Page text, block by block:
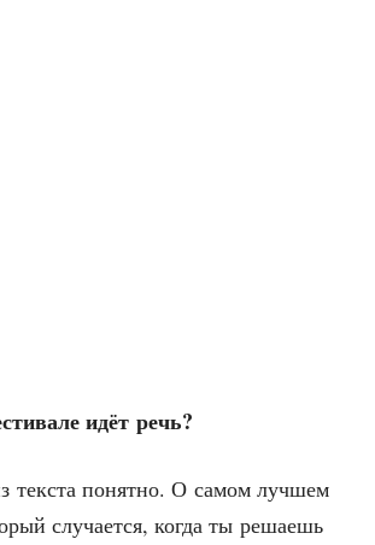
идёт речь?
тек­ста понят­но. О самом луч­шем
слу­ча­ет­ся, когда ты реша­ешь